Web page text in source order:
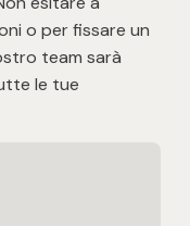
o per fissare un
team sarà
le tue